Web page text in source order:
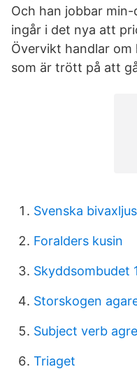
Och han jobbar
ingår i det nya att
Övervikt handlar om
som är trött på att
Svenska bivaxljus
Foralders kusin
Skyddsombudet
Storskogen
Subject verb
Triaget